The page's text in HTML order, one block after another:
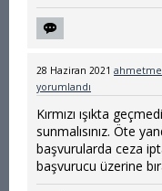
28 Haziran 2021
yorumlandı
Kırmızı ışıkta
sunmalısınız. Öte
başvurularda ceza
başvurucu üzerine